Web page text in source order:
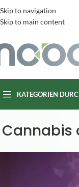
Skip to navigation
Skip to main content
KATEGORIEN
Cannabis